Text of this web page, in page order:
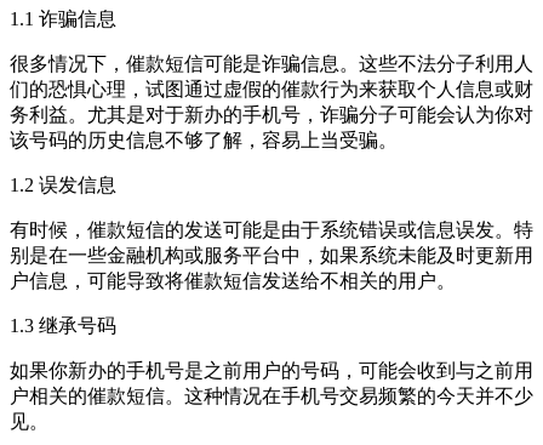
1.1 诈骗信息
很多情况下，催款短信可能是诈骗信息。这些不法分子利用人
们的恐惧心理，试图通过虚假的催款行为来获取个人信息或财
务利益。尤其是对于新办的手机号，诈骗分子可能会认为你对
该号码的历史信息不够了解，容易上当受骗。
1.2 误发信息
有时候，催款短信的发送可能是由于系统错误或信息误发。特
别是在一些金融机构或服务平台中，如果系统未能及时更新用
户信息，可能导致将催款短信发送给不相关的用户。
1.3 继承号码
如果你新办的手机号是之前用户的号码，可能会收到与之前用
户相关的催款短信。这种情况在手机号交易频繁的今天并不少
见。